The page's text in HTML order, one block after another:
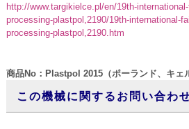
http://www.targikielce.pl/en/19th-
processing-plastpol,2190/19th-international-
processing-plastpol,2190.htm
商品No：Plastpol 2015（ポーランド、キェ
この機械に関するお問い合わ